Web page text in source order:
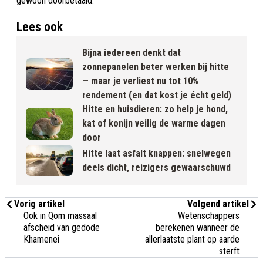
Lees ook
Bijna iedereen denkt dat
zonnepanelen beter werken bij hitte
— maar je verliest nu tot 10%
rendement (en dat kost je écht geld)
Hitte en huisdieren: zo help je hond,
kat of konijn veilig de warme dagen
door
Hitte laat asfalt knappen: snelwegen
deels dicht, reizigers gewaarschuwd
Vorig artikel
Ook in Qom massaal
afscheid van gedode
Khamenei
Volgend artikel
Wetenschappers
berekenen wanneer de
allerlaatste plant op aarde
sterft